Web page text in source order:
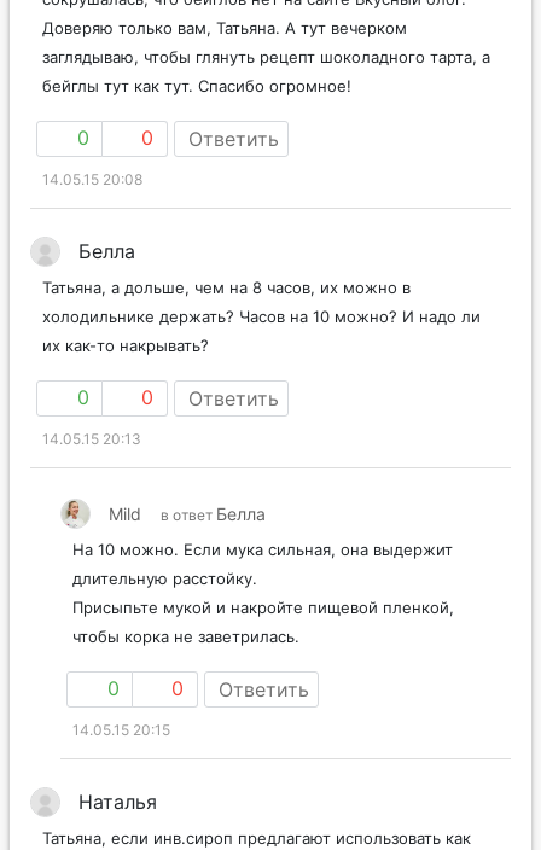
Доверяю только вам, Татьяна. А тут вечерком
заглядываю, чтобы глянуть рецепт шоколадного тарта, а
бейглы тут как тут. Спасибо огромное!
0 0 Ответить
14.05.15 20:08
Белла
Татьяна, а дольше, чем на 8 часов, их можно в
холодильнике держать? Часов на 10 можно? И надо ли
их как-то накрывать?
0 0 Ответить
14.05.15 20:13
Mild в ответ Белла
На 10 можно. Если мука сильная, она выдержит
длительную расстойку.
Присыпьте мукой и накройте пищевой пленкой,
чтобы корка не заветрилась.
0 0 Ответить
14.05.15 20:15
Наталья
Татьяна, если инв.сироп предлагают использовать как